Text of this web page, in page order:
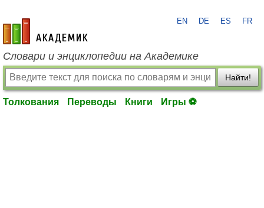
academic.ru
EN DE ES FR
Словари и энциклопедии на Академике
Найти!
Толкования Переводы Книги Игры ⚽